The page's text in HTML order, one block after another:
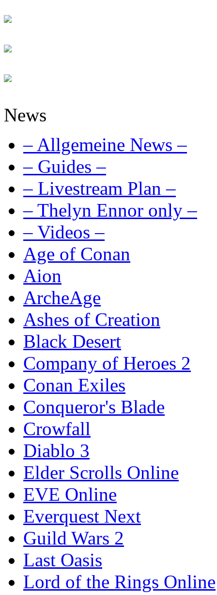
News
– Allgemeine News –
– Guides –
– Livestream Plan –
– Thelyn Ennor only –
– Videos –
Age of Conan
Aion
ArcheAge
Ashes of Creation
Black Desert
Company of Heroes 2
Conan Exiles
Conqueror's Blade
Crowfall
Diablo 3
Elder Scrolls Online
EVE Online
Everquest Next
Guild Wars 2
Last Oasis
Lord of the Rings Online